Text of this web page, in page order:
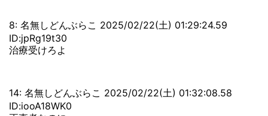
8: 名無しどんぶらこ 2025/02/22(土) 01:29:24.59
ID:jpRg19t30
治療受けろよ
14: 名無しどんぶらこ 2025/02/22(土) 01:32:08.58
ID:iooA18WK0